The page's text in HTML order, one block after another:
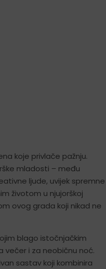
koje privlače pažnju.
mladosti – među
ljude, uvijek spremne
životom u njujorškoj
ovog grada koji nikad ne
blago istočnjačkim
večer i za neobičnu noć.
sastav koji kombinira